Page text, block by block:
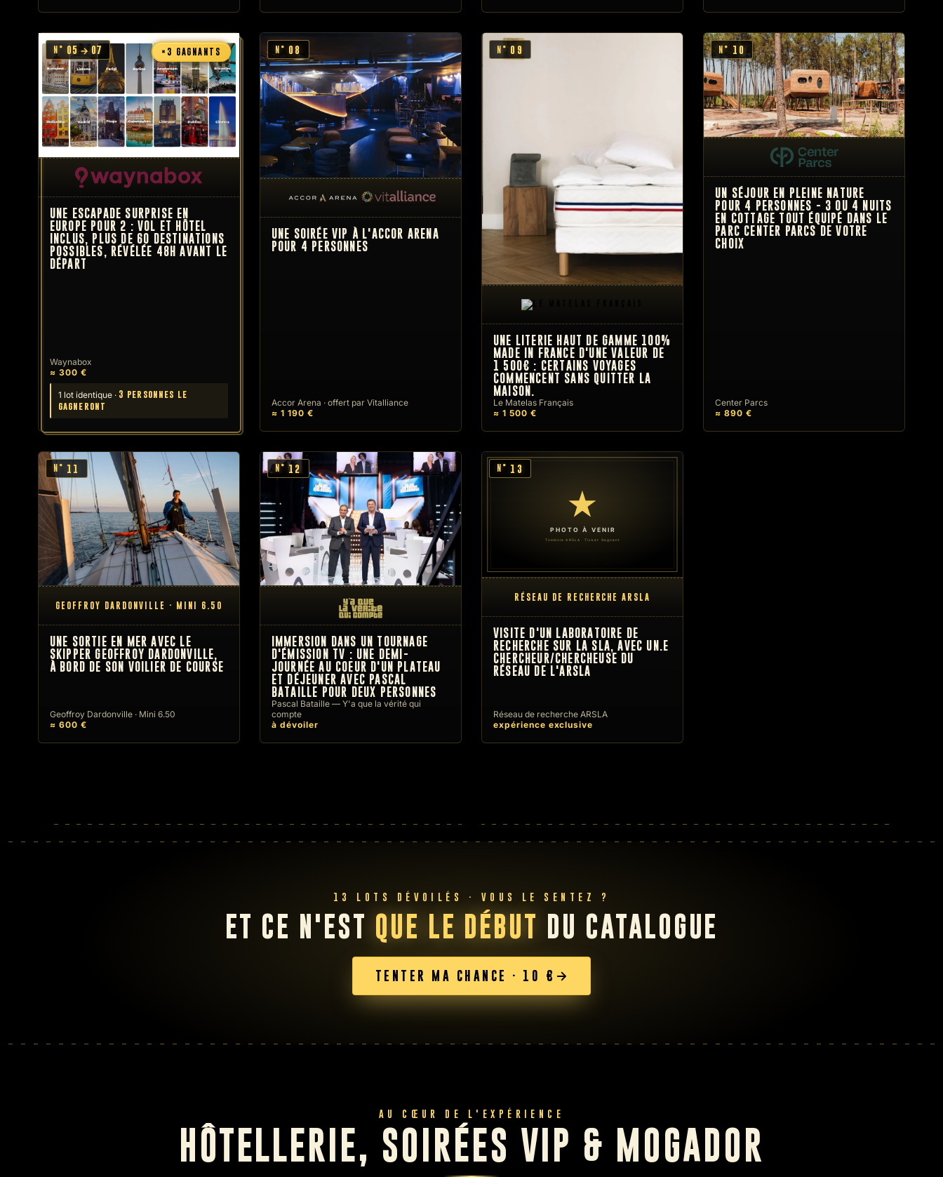
N° 05 → 07 ×3 GAGNANTS
UNE ESCAPADE SURPRISE EN
EUROPE POUR 2 : VOL ET HÔTEL
INCLUS, PLUS DE 60 DESTINATIONS
POSSIBLES, RÉVÉLÉE 48H AVANT LE
DÉPART
Waynabox
≈ 300 €
1 lot identique · 3 personnes le
gagneront
N° 08
UNE SOIRÉE VIP À L'ACCOR ARENA
POUR 4 PERSONNES
Accor Arena · offert par Vitalliance
≈ 1 190 €
N° 09
UNE LITERIE HAUT DE GAMME 100%
MADE IN FRANCE D'UNE VALEUR DE
1 500€ : CERTAINS VOYAGES
COMMENCENT SANS QUITTER LA
MAISON.
Le Matelas Français
≈ 1 500 €
N° 10
UN SÉJOUR EN PLEINE NATURE
POUR 4 PERSONNES - 3 OU 4 NUITS
EN COTTAGE TOUT ÉQUIPÉ DANS LE
PARC CENTER PARCS DE VOTRE
CHOIX
Center Parcs
≈ 890 €
N° 11
GEOFFROY DARDONVILLE · MINI 6.50
UNE SORTIE EN MER AVEC LE
SKIPPER GEOFFROY DARDONVILLE,
À BORD DE SON VOILIER DE COURSE
Geoffroy Dardonville · Mini 6.50
≈ 600 €
N° 12
IMMERSION DANS UN TOURNAGE
D'ÉMISSION TV : UNE DEMI-
JOURNÉE AU COEUR D'UN PLATEAU
ET DÉJEUNER AVEC PASCAL
BATAILLE POUR DEUX PERSONNES
Pascal Bataille — Y'a que la vérité qui
compte
à dévoiler
N° 13
RÉSEAU DE RECHERCHE ARSLA
VISITE D'UN LABORATOIRE DE
RECHERCHE SUR LA SLA, AVEC UN.E
CHERCHEUR/CHERCHEUSE DU
RÉSEAU DE L'ARSLA
Réseau de recherche ARSLA
expérience exclusive
13 LOTS DÉVOILÉS · VOUS LE SENTEZ ?
ET CE N'EST QUE LE DÉBUT DU CATALOGUE
TENTER MA CHANCE · 10 €
AU CŒUR DE L'EXPÉRIENCE
HÔTELLERIE, SOIRÉES VIP & MOGADOR